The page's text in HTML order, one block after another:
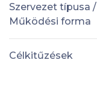
Szervezet típusa /
Működési forma
Célkitűzések